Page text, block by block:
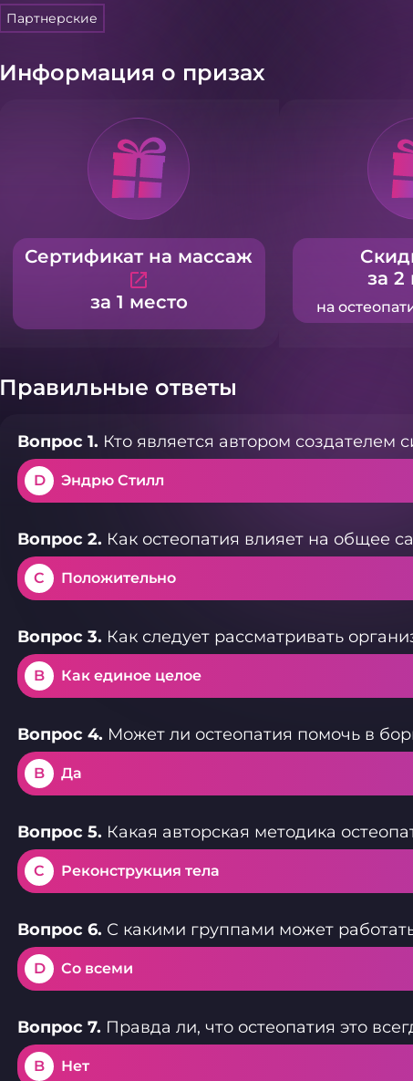
Партнерские
Информация о призах
Сертификат на массаж
open_in_new
за 1 место
за 2
на
Правильные ответы
Вопрос 1. Кто является автором создателем
D Эндрю Стилл
Вопрос 2. Как остеопатия влияет на общее
C Положительно
Вопрос 3. Как следует рассматривать
B Как единое целое
Вопрос 4. Может ли остеопатия помочь в
B Да
Вопрос 5. Какая авторская методика
C Реконструкция тела
Вопрос 6. С какими группами может
D Со всеми
Вопрос 7. Правда ли, что остеопатия это
B Нет